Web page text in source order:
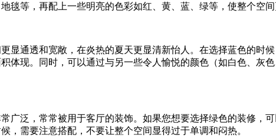
等，再配上一些明亮的色彩如红、黄、蓝、绿等，使整个空间
显通透和宽敞，在炎热的夏天更显清新怡人。在选择蓝色的时
体现。同时，可以通过与另一些令人愉悦的颜色（如白色、灰
广泛，常常被用于客厅的装饰。如果您想要选择绿色的装修，
，需要注意搭配，不要让整个空间显得过于单调和闷热。